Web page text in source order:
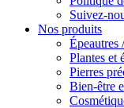
Suivez-
Nos produits
Épeautres
Plantes et
Pierres
Bien-être